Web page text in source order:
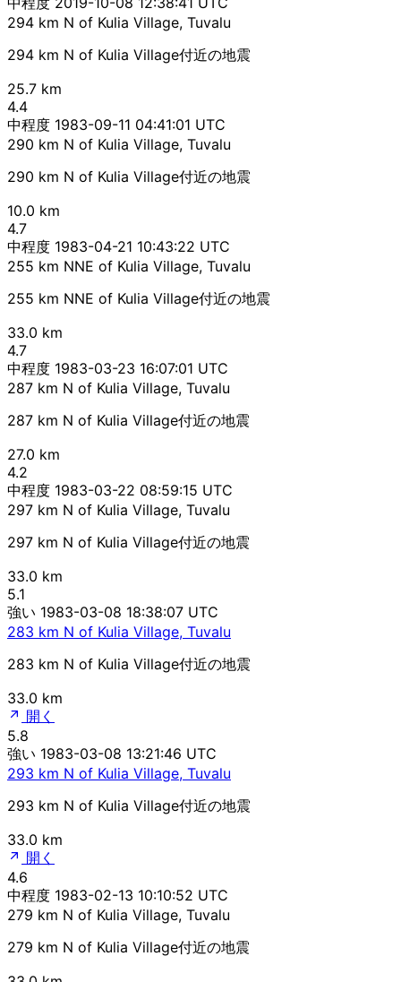
294 km N of Kulia Village, Tuvalu
294 km N of Kulia Village付近の地震
25.7 km
4.4
中程度 1983-09-11 04:41:01 UTC
290 km N of Kulia Village, Tuvalu
290 km N of Kulia Village付近の地震
10.0 km
4.7
中程度 1983-04-21 10:43:22 UTC
255 km NNE of Kulia Village, Tuvalu
255 km NNE of Kulia Village付近の地震
33.0 km
4.7
中程度 1983-03-23 16:07:01 UTC
287 km N of Kulia Village, Tuvalu
287 km N of Kulia Village付近の地震
27.0 km
4.2
中程度 1983-03-22 08:59:15 UTC
297 km N of Kulia Village, Tuvalu
297 km N of Kulia Village付近の地震
33.0 km
5.1
強い 1983-03-08 18:38:07 UTC
283 km N of Kulia Village, Tuvalu
283 km N of Kulia Village付近の地震
33.0 km
開く
5.8
強い 1983-03-08 13:21:46 UTC
293 km N of Kulia Village, Tuvalu
293 km N of Kulia Village付近の地震
33.0 km
開く
4.6
中程度 1983-02-13 10:10:52 UTC
279 km N of Kulia Village, Tuvalu
279 km N of Kulia Village付近の地震